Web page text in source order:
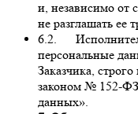
и, независимо от
не разглашать ее
6.2. Исполнитель
персональные
Заказчика,
законом № 152-
данных».